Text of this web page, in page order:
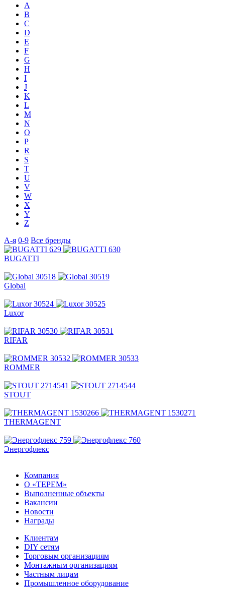
A
B
C
D
E
F
G
H
I
J
K
L
M
N
O
P
R
S
T
U
V
W
X
Y
Z
А-я 0-9 Все бренды
BUGATTI
Global
Luxor
RIFAR
ROMMER
STOUT
THERMAGENT
Энергофлекс
Компания
О «ТЕРЕМ»
Выполненные объекты
Вакансии
Новости
Награды
Клиентам
DIY сетям
Торговым организациям
Монтажным организациям
Частным лицам
Промышленное оборудование